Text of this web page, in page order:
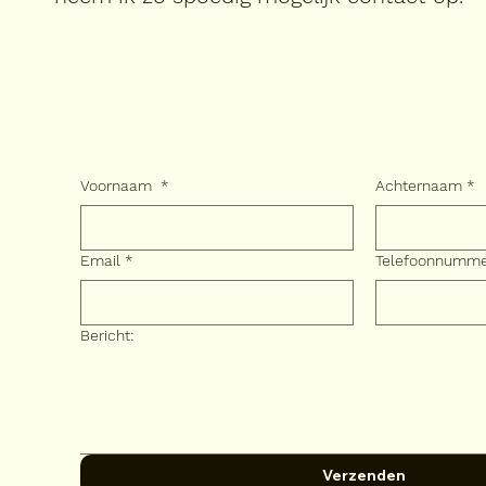
Voornaam * Achternaam *
Email *
Bericht:
Verzenden